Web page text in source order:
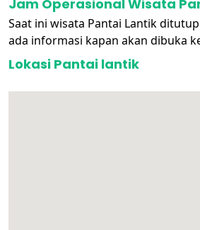
Jam Operasional Wisata
Saat ini wisata Pantai Lantik
ada informasi kapan akan dibuka
Lokasi Pantai lantik